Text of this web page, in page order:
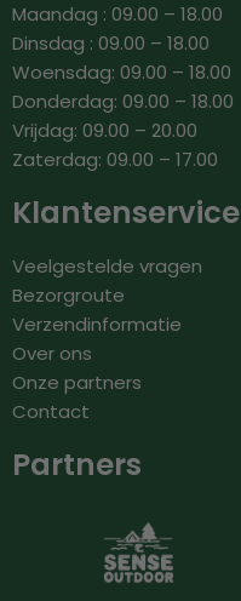
Maandag : 09.00 – 18.00
Dinsdag : 09.00 – 18.00
Woensdag: 09.00 – 18.00
Donderdag: 09.00 – 18.00
Vrijdag: 09.00 – 20.00
Zaterdag: 09.00 – 17.00
Klantenservice
Veelgestelde vragen
Bezorgroute
Verzendinformatie
Over ons
Onze partners
Contact
Partners